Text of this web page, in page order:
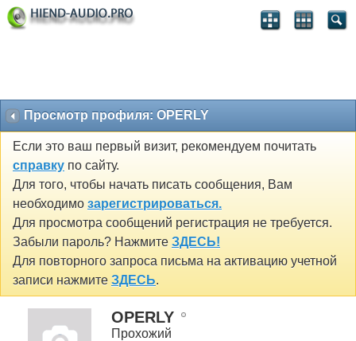
Просмотр профиля: OPERLY
Если это ваш первый визит, рекомендуем почитать
справку по сайту.
Для того, чтобы начать писать сообщения, Вам
необходимо зарегистрироваться.
Для просмотра сообщений регистрация не требуется.
Забыли пароль? Нажмите ЗДЕСЬ!
Для повторного запроса письма на активацию учетной
записи нажмите ЗДЕСЬ.
OPERLY
Прохожий